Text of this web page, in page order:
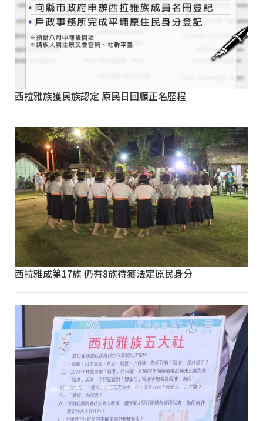
西拉雅族獲民族認定 原民日回顧正名歷程
西拉雅成第17族 仍有8族待獲法定原民身分